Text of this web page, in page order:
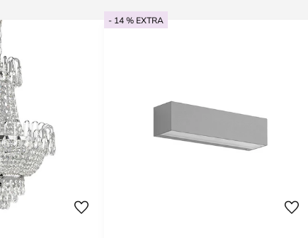
- 14 % EXTRA